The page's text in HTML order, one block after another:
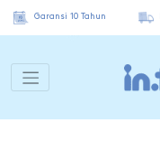
Garansi 10 Tahun